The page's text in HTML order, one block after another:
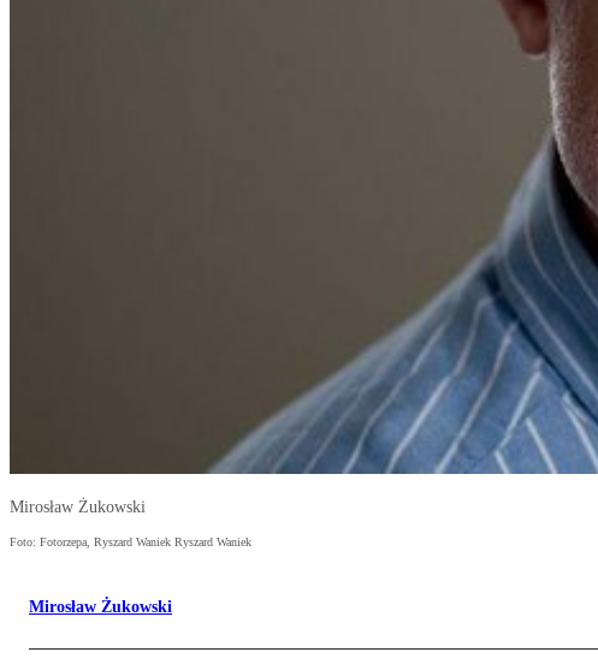
Mirosław Żukowski
Foto: Fotorzepa, Ryszard Waniek Ryszard Waniek
Mirosław Żukowski